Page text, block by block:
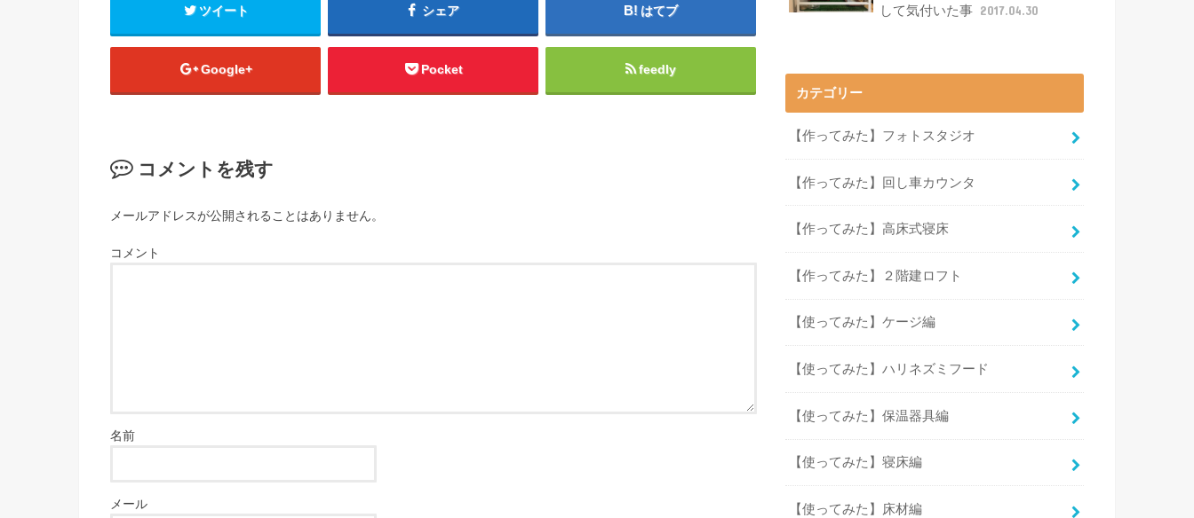
ツイート シェア はてブ
Google+ Pocket feedly
コメントを残す
メールアドレスが公開されることはありません。
コメント
名前
メール
して気付いた事 2017.04.30
カテゴリー
【作ってみた】フォトスタジオ
【作ってみた】回し車カウンタ
【作ってみた】高床式寝床
【作ってみた】２階建ロフト
【使ってみた】ケージ編
【使ってみた】ハリネズミフード
【使ってみた】保温器具編
【使ってみた】寝床編
【使ってみた】床材編